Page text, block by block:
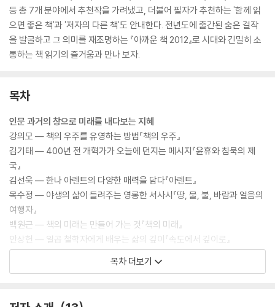
등 총 7개 분야에서 추천작을 가려냈고, 더불어 필자가 추천하는 '함께 읽
으면 좋은 책'과 '저자의 다른 책'도 안내한다. 전년도에 출간된 숨은 걸작
을 발굴하고 그 의미를 재조명하는 『아까운 책 2012』로 시대와 긴밀히 소
통하는 책 읽기의 즐거움과 만나 보자.
목차
인문 과거의 창으로 미래를 내다보는 지혜
강의모 ― 책의 우주를 유영하는 방법『책의 우주』
김기태 ― 400년 전 개혁가가 오늘에 던지는 메시지『윤휴와 침묵의 제
국』
김선욱 ― 한나 아렌트의 다양한 매력을 담다『아렌트』
목수정 ― 야생의 삶이 들려주는 영롱한 서사시『땅, 물, 불, 바람과 얼음의
여행자』
백원근 ― 책의 미래는 만들어 가는 것『책의 미래』
안상헌 ― 일곱 철학자에게 배우는 삶의 깊이『속도에서 깊이로』
이희수 ― 세계사를 조망하는 새로운 혜안『이슬람의 눈으로 본 세계사』
정혜윤 ― 이성이 우리를 구원하리라『로지코믹스』
목차 더보기